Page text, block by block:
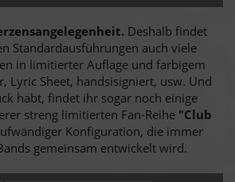
Deshalb findet
Standardausführungen auch viele
in limitierter Auflage und farbigem
Lyric Sheet, handsisigniert, usw. Und
habt, findet ihr sogar noch einige
streng limitierten Fan-Reihe "Club
Konfiguration, die immer
gemeinsam entwickelt wird.